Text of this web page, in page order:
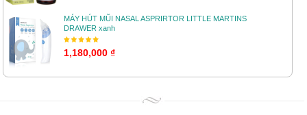
MÁY HÚT MŨI NASAL ASPRIRTOR LITTLE MARTINS
DRAWER xanh
1,180,000 ₫